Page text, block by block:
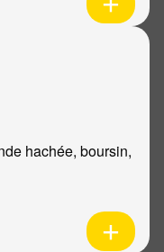
hachée, boursin,